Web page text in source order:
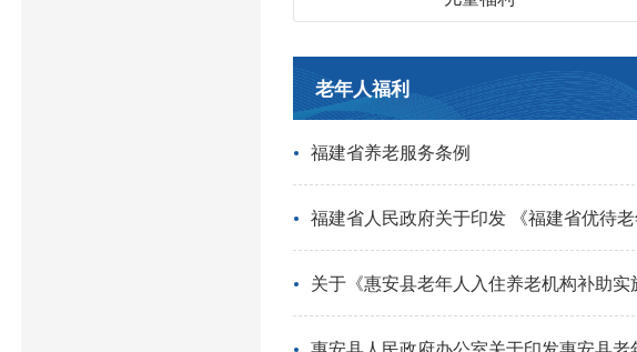
老年人福利
福建省养老服务条例
福建省人民政府关于印发 《福建省优待
关于《惠安县老年人入住养老机构补助实